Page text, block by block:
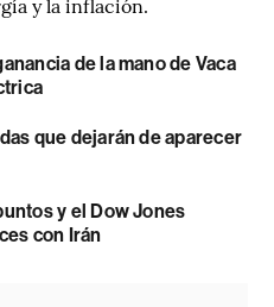
y la inflación.
de la mano de Vaca
que dejarán de aparecer
y el Dow Jones
con Irán